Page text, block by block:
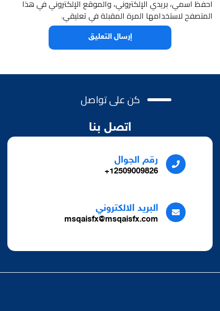
احفظ اسمي، بريدي الإلكتروني، والموقع الإلكتروني في هذا
المتصفح لاستخدامها المرة المقبلة في تعليقي.
كن على تواصل
اتصل بنا
رقم الجوال
12509009826+
البريد الالكتروني
msqaisfx@msqaisfx.com